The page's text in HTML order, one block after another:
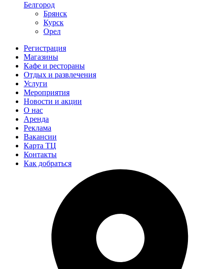
Белгород
Брянск
Курск
Орел
Регистрация
Магазины
Кафе и рестораны
Отдых и развлечения
Услуги
Мероприятия
Новости и акции
О нас
Аренда
Реклама
Вакансии
Карта ТЦ
Контакты
Как добраться